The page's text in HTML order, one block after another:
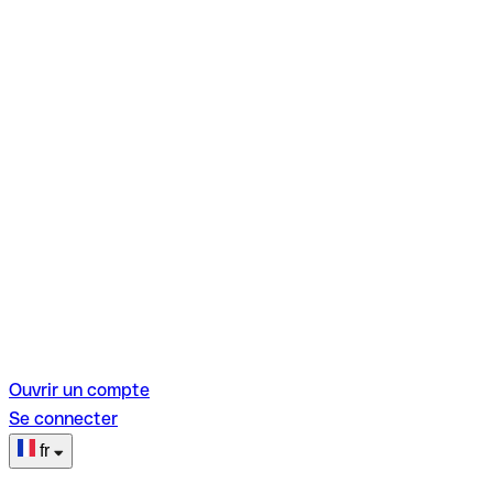
Ouvrir un compte
Se connecter
fr